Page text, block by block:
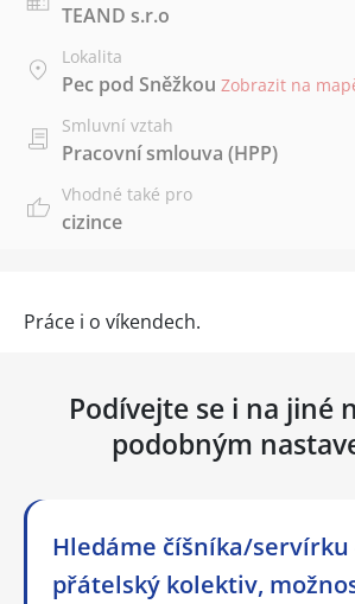
TEAND s.r.o
Lokalita
Pec pod Sněžkou Zobrazit na
Smluvní vztah
Pracovní smlouva (HPP)
Vhodné také pro
cizince
Práce i o víkendech.
Podívejte se i na jiné
podobným
Hledáme číšníka/servírku
přátelský kolektiv,